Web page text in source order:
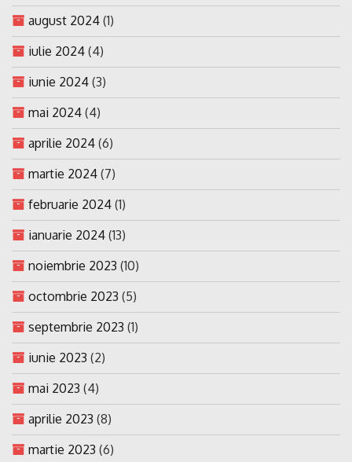
august 2024 (1)
iulie 2024 (4)
iunie 2024 (3)
mai 2024 (4)
aprilie 2024 (6)
martie 2024 (7)
februarie 2024 (1)
ianuarie 2024 (13)
noiembrie 2023 (10)
octombrie 2023 (5)
septembrie 2023 (1)
iunie 2023 (2)
mai 2023 (4)
aprilie 2023 (8)
martie 2023 (6)